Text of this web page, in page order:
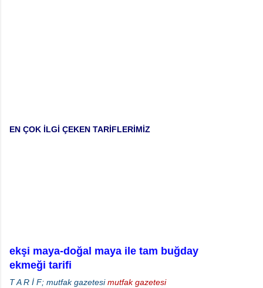
EN ÇOK İLGİ ÇEKEN TARİFLERİMİZ
ekşi maya-doğal maya ile tam buğday
ekmeği tarifi
T A R İ F; mutfak gazetesi mutfak gazetesi